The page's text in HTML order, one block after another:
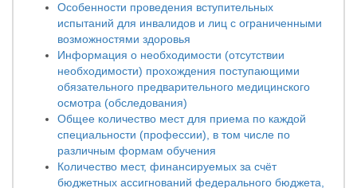
Особенности проведения вступительных
испытаний для инвалидов и лиц с ограниченными
возможностями здоровья
Информация о необходимости (отсутствии
необходимости) прохождения поступающими
обязательного предварительного медицинского
осмотра (обследования)
Общее количество мест для приема по каждой
специальности (профессии), в том числе по
различным формам обучения
Количество мест, финансируемых за счёт
бюджетных ассигнований федерального бюджета,